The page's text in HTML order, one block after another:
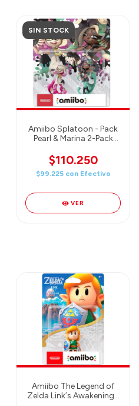
SIN STOCK
Amiibo Splatoon - Pack
Pearl & Marina 2-Pack
$110.250
$99.225 con Efectivo
VER
Amiibo The Legend of
Zelda Link´s Awakening -